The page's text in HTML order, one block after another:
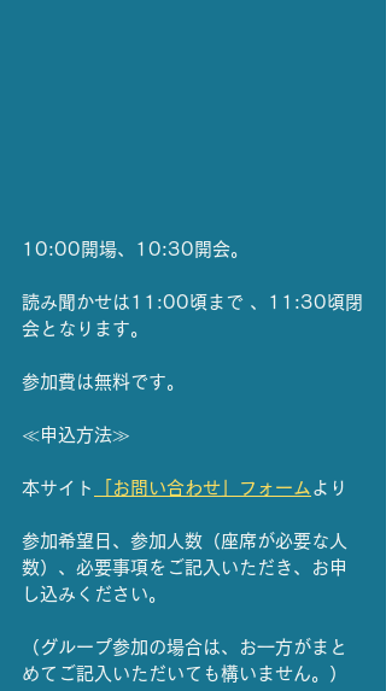
10:00開場、10:30開会。
読み聞かせは11:00頃まで 、11:30頃閉
会となります。
参加費は無料です。
≪申込方法≫
本サイト 「お問い合わせ」フォーム より
参加希望日、参加人数（座席が必要な人
数）、必要事項をご記入いただき、お申
し込みください。
（グループ参加の場合は、お一方がまと
めてご記入いただいても構いません。）